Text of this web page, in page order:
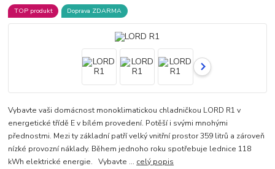
TOP produkt Doprava ZDARMA
Vybavte vaši domácnost monoklimatickou chladničkou LORD R1 v
energetické třídě E v bílém provedení. Potěší i svými mnohými
přednostmi. Mezi ty základní patří velký vnitřní prostor 359 litrů a zároveň
nízké provozní náklady. Během jednoho roku spotřebuje lednice 118
kWh elektrické energie. Vybavte ... celý popis